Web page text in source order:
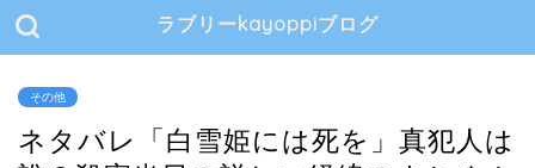
ラブリーkayoppiブログ
その他
ネタバレ「白雪姫には死を」真犯人は